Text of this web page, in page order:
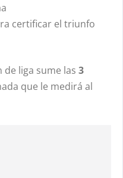
certificar el triunfo
liga sume las 3
que le medirá al